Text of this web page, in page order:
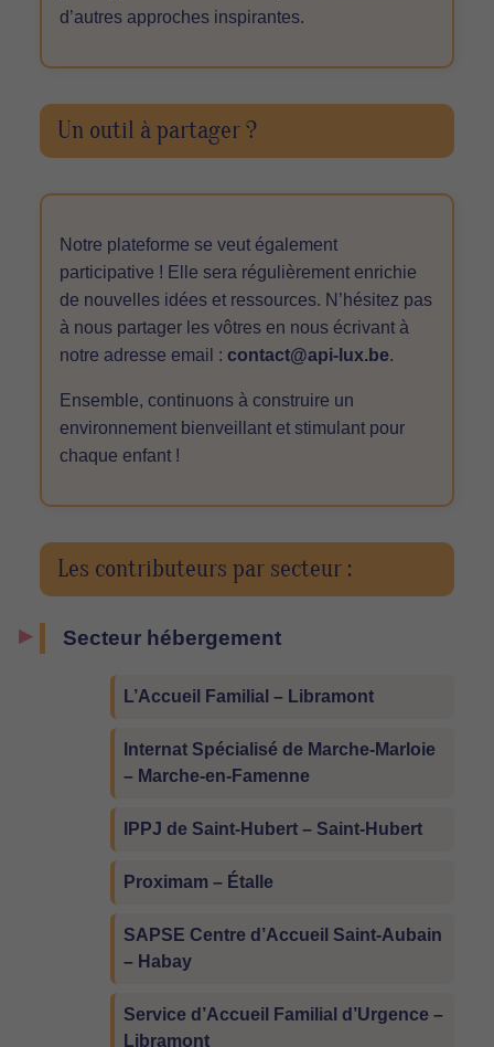
d’autres approches inspirantes.
Un outil à partager ?
Notre plateforme se veut également
participative ! Elle sera régulièrement enrichie
de nouvelles idées et ressources. N’hésitez pas
à nous partager les vôtres en nous écrivant à
notre adresse email : contact@api-lux.be.
Ensemble, continuons à construire un
environnement bienveillant et stimulant pour
chaque enfant !
Les contributeurs par secteur :
Secteur hébergement
L’Accueil Familial – Libramont
Internat Spécialisé de Marche-Marloie
– Marche-en-Famenne
IPPJ de Saint-Hubert – Saint-Hubert
Proximam – Étalle
SAPSE Centre d’Accueil Saint-Aubain
– Habay
Service d’Accueil Familial d’Urgence –
Libramont